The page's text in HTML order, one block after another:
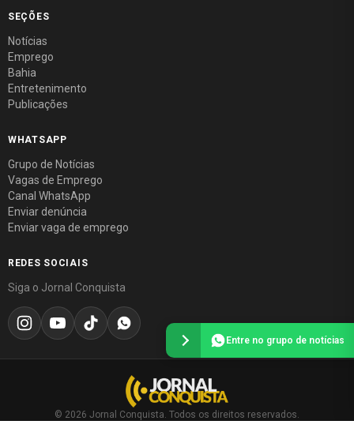
SEÇÕES
Notícias
Emprego
Bahia
Entretenimento
Publicações
WHATSAPP
Grupo de Notícias
Vagas de Emprego
Canal WhatsApp
Enviar denúncia
Enviar vaga de emprego
REDES SOCIAIS
Siga o Jornal Conquista
© 2026 Jornal Conquista. Todos os direitos reservados.
Entre no grupo de notícias